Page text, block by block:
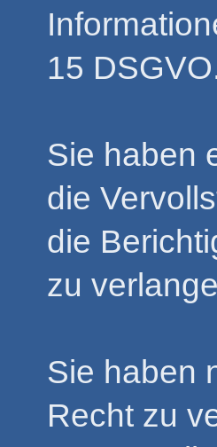
15
Sie haben
die
die
zu
Sie haben
Recht zu